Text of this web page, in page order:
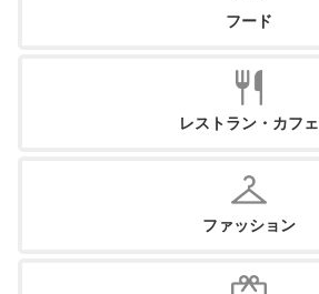
フード
レストラン・カフェ
ファッション